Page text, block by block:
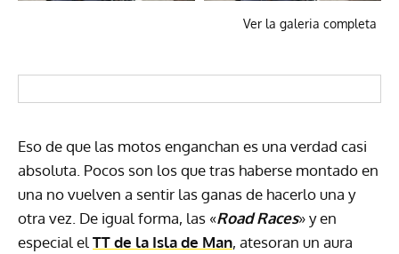
Ver la galeria completa
Eso de que las motos enganchan es una verdad casi
absoluta. Pocos son los que tras haberse montado en
una no vuelven a sentir las ganas de hacerlo una y
otra vez. De igual forma, las «Road Races» y en
especial el TT de la Isla de Man, atesoran un aura